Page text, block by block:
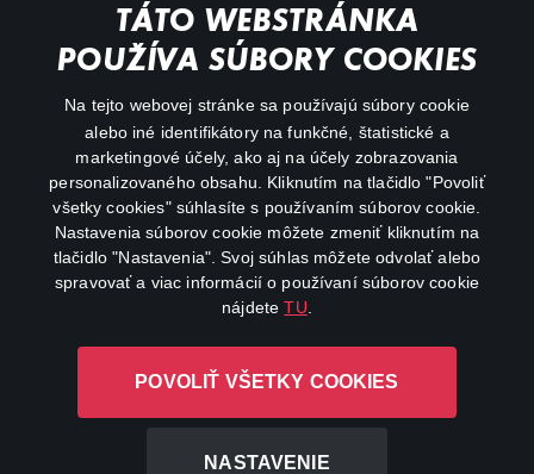
TÁTO WEBSTRÁNKA
POUŽÍVA SÚBORY COOKIES
Na tejto webovej stránke sa používajú súbory cookie
alebo iné identifikátory na funkčné, štatistické a
marketingové účely, ako aj na účely zobrazovania
personalizovaného obsahu. Kliknutím na tlačidlo "Povoliť
všetky cookies" súhlasíte s používaním súborov cookie.
Nastavenia súborov cookie môžete zmeniť kliknutím na
tlačidlo "Nastavenia". Svoj súhlas môžete odvolať alebo
spravovať a viac informácií o používaní súborov cookie
nájdeteTU
POVOLIŤ VŠETKY COOKIES
NASTAVENIE
O aplikácii Canal+
Canal+ Luxembourg S. à r.l. so sídlom Rue Albert Borschette 4,